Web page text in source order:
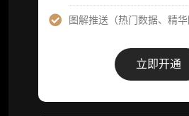
图解推送（热门数据、精华
立即开通
供，2次/年)
列研报全量解锁且每周上
80+ 赛道分支，并重点追
系等核心基础设施与应用